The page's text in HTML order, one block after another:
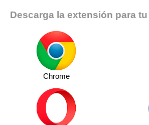
Descarga la extensión para
Chrome